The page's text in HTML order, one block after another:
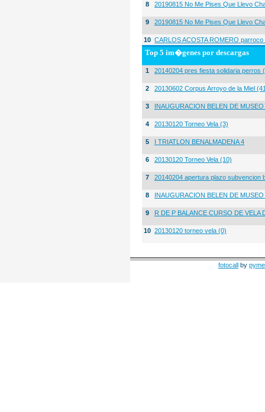
8 20190815 No Me Pises Que Llevo
9 20190815 No Me Pises Que Llevo
10 CARLOS ACOSTA ROMERO
Top 5 im�genes por descargas
1 20140204 pres fiesta solidaria perros
2 20130602 Corpus Arroyo de la Miel
3 INAUGURACION BELEN DE
4 20130120 Torneo Vela (3)
5 I TRIATLON BENALMADENA 4
6 20130120 Torneo Vela (10)
7 20140204 apertura plazo subvencion
8 INAUGURACION BELEN DE
9 R DE P BALANCE CURSO DE VELA
10 20130120 torneo vela (0)
fotocall by